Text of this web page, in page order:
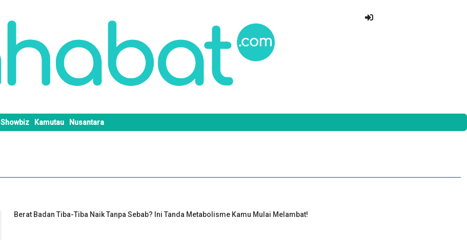
Showbiz Kamutau Nusantara
Berat Badan Tiba-Tiba Naik Tanpa Sebab? Ini Tanda Metabolisme Kamu Mulai Melambat!